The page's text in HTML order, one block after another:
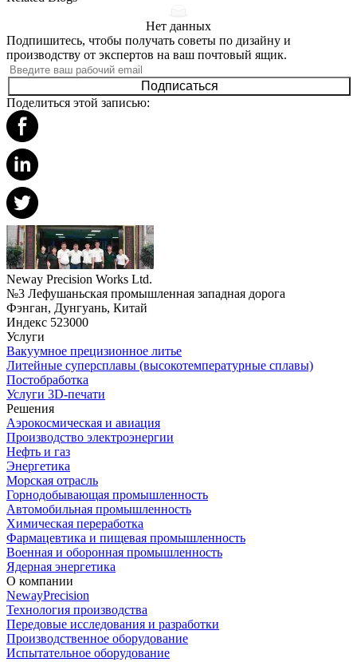
Нет данных
Подпишитесь, чтобы получать советы по дизайну и
производству от экспертов на ваш почтовый ящик.
Подписаться
Поделиться этой записью:
Neway Precision Works Ltd.
№3 Лефушаньская промышленная западная дорога
Фэнган, Дунгуань, Китай
Индекс 523000
Услуги
Вакуумное прецизионное литье
Литейные суперсплавы (высокотемпературные сплавы)
Постобработка
Услуги 3D-печати
Решения
Аэрокосмическая и авиация
Производство электроэнергии
Нефть и газ
Энергетика
Морская отрасль
Горнодобывающая промышленность
Автомобильная промышленность
Химическая переработка
Фармацевтика и пищевая промышленность
Военная и оборонная промышленность
Ядерная энергетика
О компании
NewayPrecision
Технология производства
Передовые исследования и разработки
Производственное оборудование
Испытательное оборудование